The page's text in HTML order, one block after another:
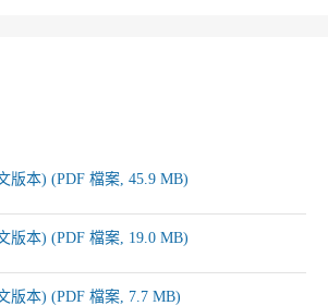
版本) (PDF 檔案, 45.9 MB)
版本) (PDF 檔案, 19.0 MB)
版本) (PDF 檔案, 7.7 MB)